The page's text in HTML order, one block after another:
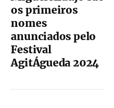
os primeiros
nomes
anunciados pelo
Festival
AgitÁgueda 2024